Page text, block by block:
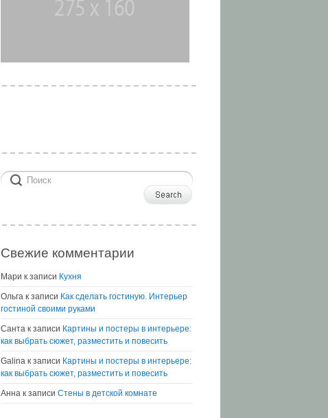
Свежие комментарии
Мари к записи Кухня
Ольга к записи Как сделать гостиную. Интерьер
гостиной своими руками
Санта к записи Картины и постеры в интерьере:
как выбрать сюжет, разместить и повесить
Galina к записи Картины и постеры в интерьере:
как выбрать сюжет, разместить и повесить
Анна к записи Стены в детской комнате